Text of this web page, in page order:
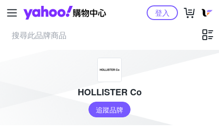
Yahoo購物中心登入
HOLLISTER Co
追蹤品牌